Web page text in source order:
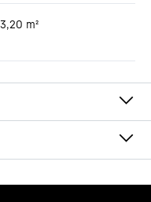
m²
Litronic